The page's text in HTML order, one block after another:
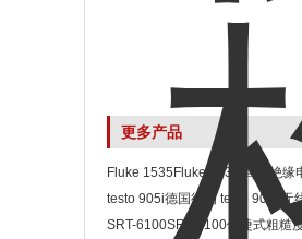
更多产品
Fluke 1535Fluke 1535 高压绝缘
testo 905i德国德图 testo 905i 无
测量仪
SRT-6100SRT-6100便捷式粗糙